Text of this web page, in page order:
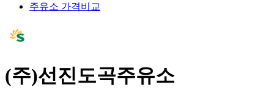
주유소 가격비교
(주)선진도곡주유소